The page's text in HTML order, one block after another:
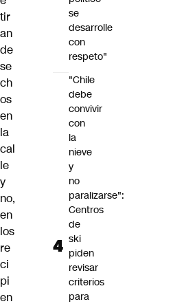
tir
an
de
se
ch
os
en
la
cal
le
y
no,
en
los
re
ci
pi
en
se
desarrolle
con
respeto"
"Chile
debe
convivir
con
la
nieve
y
no
paralizarse":
Centros
de
ski
piden
revisar
criterios
para